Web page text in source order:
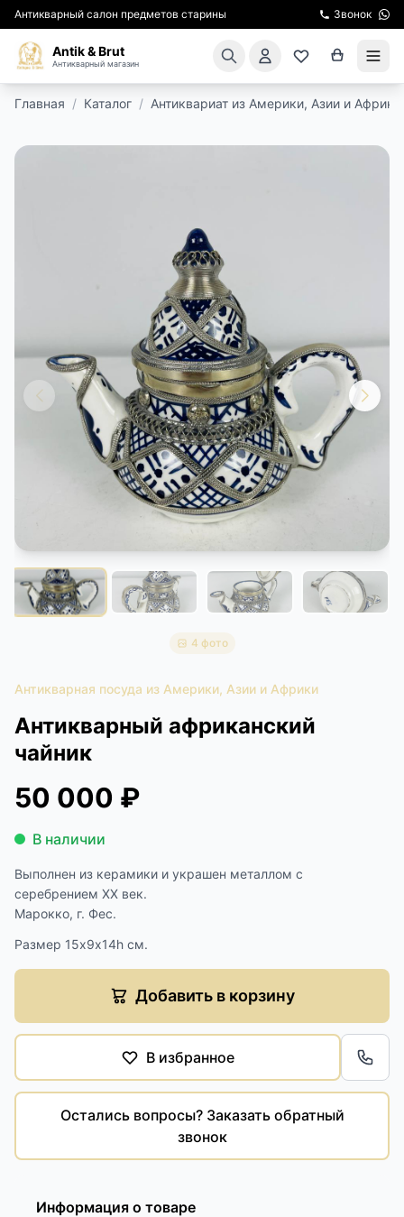
Антикварный салон предметов старины Звонок
Antik & Brut
Антикварный магазин
РЕСТАВРАЦИЯ
КУРСЫ ПО РЕСТАВРАЦИИ
КОНТАКТЫ
ДОСТАВКА И ОПЛАТА
Главная / Каталог / Антиквариат из Америки, Азии и Африки
4 фото
Антикварная посуда из Америки, Азии и Африки
Антикварный африканский
чайник
50 000 ₽
В наличии
Выполнен из керамики и украшен металлом с
серебрением XX век.
Марокко, г. Фес.
Размер 15х9х14h см.
Добавить в корзину
В избранное
Остались вопросы? Заказать обратный
звонок
Информация о товаре